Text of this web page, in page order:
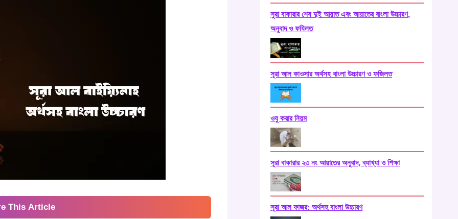
This Article
সুরা বাকারার শেষ দুই আয়াত এবং আয়াতের বাংলা উচ্চারণ,
অনুবাদ ও ফযিলত
সূরা আল কাওসার অর্থসহ বাংলা উচ্চারণ ও ফজিলত
ওযু করার নিয়ম
সূরা বাকারার ২৩ নং আয়াতের অনুবাদ, ব্যাখ্যা ও শিক্ষা
সূরা আল ফাজর: অর্থসহ বাংলা উচ্চারণ